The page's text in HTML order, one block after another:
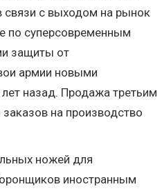
связи с выходом на рынок
по суперсовременным
защиты от
армии новыми
назад. Продажа третьим
на производство
ножей для
иностранным